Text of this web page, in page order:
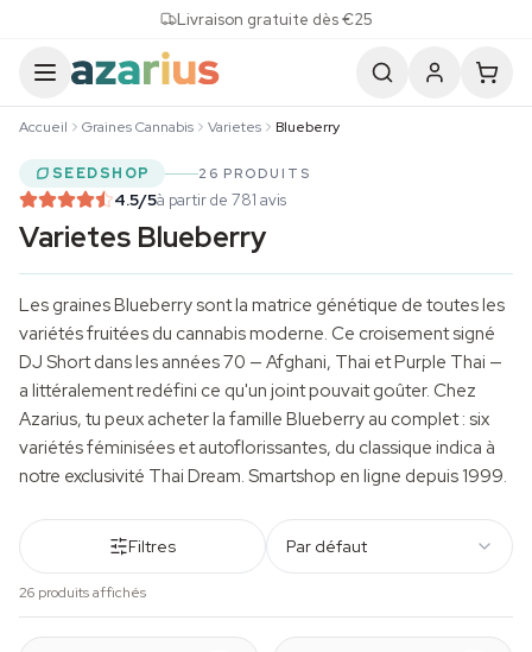
Livraison gratuite dès €25
Accueil Graines Cannabis Varietes Blueberry
SEEDSHOP 26 PRODUITS
4.5/5à partir de 781 avis
Varietes Blueberry
Les graines Blueberry sont la matrice génétique de toutes les
variétés fruitées du cannabis moderne. Ce croisement signé
DJ Short dans les années 70 — Afghani, Thai et Purple Thai —
a littéralement redéfini ce qu'un joint pouvait goûter. Chez
Azarius, tu peux acheter la famille Blueberry au complet : six
variétés féminisées et autoflorissantes, du classique indica à
notre exclusivité Thai Dream. Smartshop en ligne depuis 1999.
Filtres Par défaut
26 produits affichés